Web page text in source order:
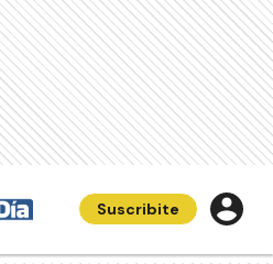
Suscribite